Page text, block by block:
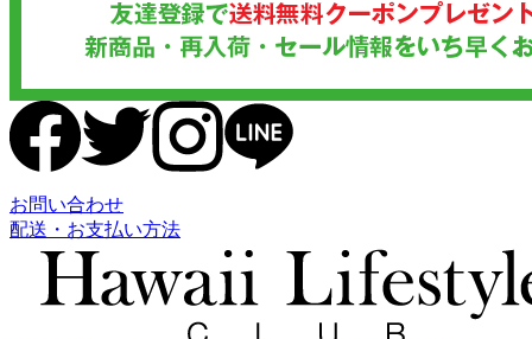
お問い合わせ
配送・お支払い方法